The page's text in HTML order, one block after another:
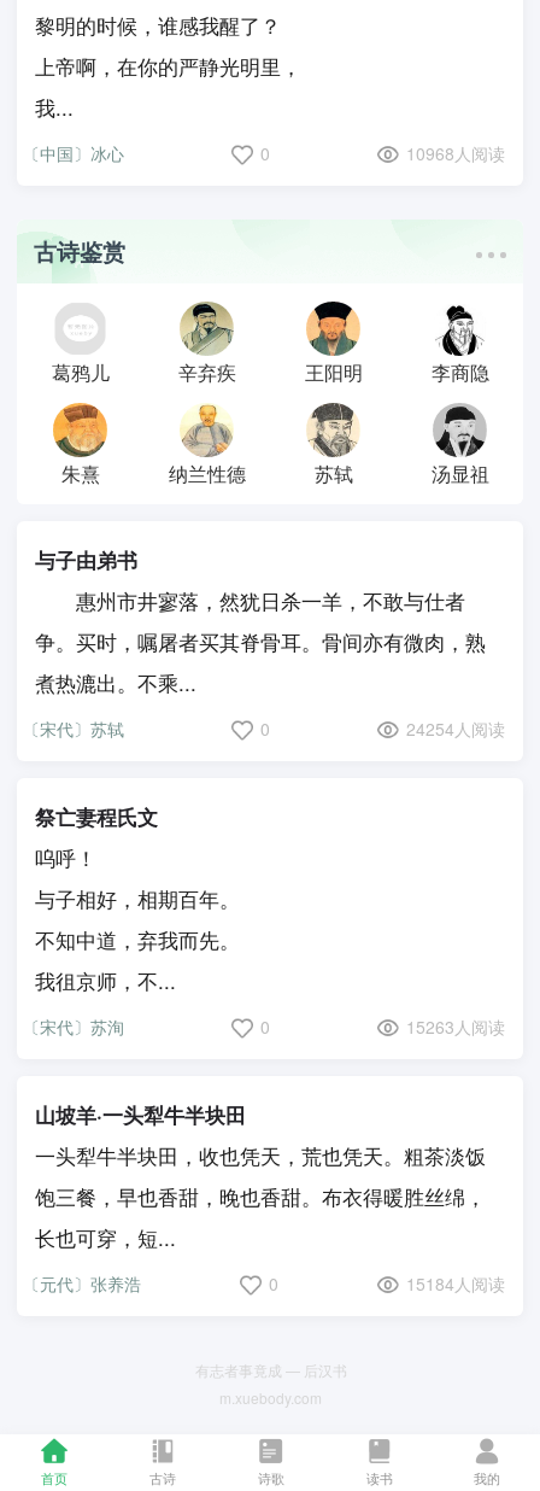
首页 古诗 诗歌 读书 我的
黎明的时候，谁感我醒了？
上帝啊，在你的严静光明里，
我...
〔中国〕冰心 0 10968人阅读
古诗鉴赏
葛鸦儿 辛弃疾 王阳明 李商隐
朱熹 纳兰性德 苏轼 汤显祖
与子由弟书
惠州市井寥落，然犹日杀一羊，不敢与仕者
争。买时，嘱屠者买其脊骨耳。骨间亦有微肉，熟
煮热漉出。不乘...
〔宋代〕苏轼 0 24254人阅读
祭亡妻程氏文
呜呼！
与子相好，相期百年。
不知中道，弃我而先。
我徂京师，不...
〔宋代〕苏洵 0 15263人阅读
山坡羊·一头犁牛半块田
一头犁牛半块田，收也凭天，荒也凭天。粗茶淡饭
饱三餐，早也香甜，晚也香甜。布衣得暖胜丝绵，
长也可穿，短...
〔元代〕张养浩 0 15184人阅读
有志者事竟成 — 后汉书
m.xuebody.com